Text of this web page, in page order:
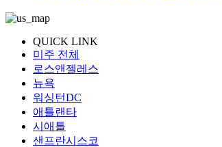
QUICK LINK
미주 전체
로스앤젤레스
뉴욕
워싱턴DC
애틀랜타
시애틀
샌프란시스코